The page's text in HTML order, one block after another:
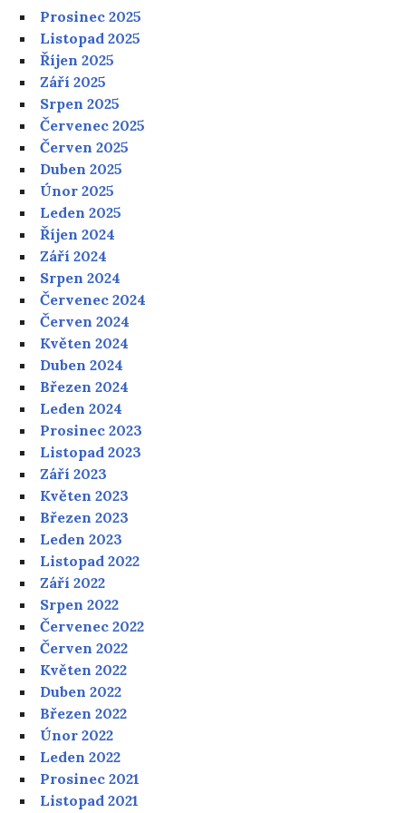
Prosinec 2025
Listopad 2025
Říjen 2025
Září 2025
Srpen 2025
Červenec 2025
Červen 2025
Duben 2025
Únor 2025
Leden 2025
Říjen 2024
Září 2024
Srpen 2024
Červenec 2024
Červen 2024
Květen 2024
Duben 2024
Březen 2024
Leden 2024
Prosinec 2023
Listopad 2023
Září 2023
Květen 2023
Březen 2023
Leden 2023
Listopad 2022
Září 2022
Srpen 2022
Červenec 2022
Červen 2022
Květen 2022
Duben 2022
Březen 2022
Únor 2022
Leden 2022
Prosinec 2021
Listopad 2021